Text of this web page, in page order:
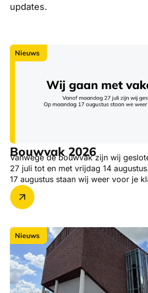
updates.
Nieuws
Bouwvak 2026
Vanwege de bouwvak zijn wij
27 juli tot en met vrijdag 14
17 augustus staan wij weer voor je
Nieuws